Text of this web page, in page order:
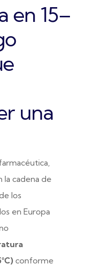
en 15–
una
la cadena de
los
en Europa
conforme